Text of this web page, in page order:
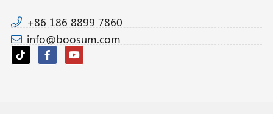
+86 186 8899 7860
info@boosum.com